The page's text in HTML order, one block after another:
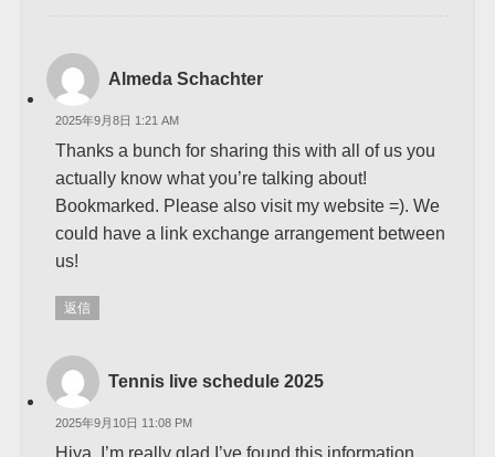
Almeda Schachter
2025年9月8日 1:21 AM
Thanks a bunch for sharing this with all of us you
actually know what you’re talking about!
Bookmarked. Please also visit my website =). We
could have a link exchange arrangement between
us!
返信
Tennis live schedule 2025
2025年9月10日 11:08 PM
Hiya, I’m really glad I’ve found this information.